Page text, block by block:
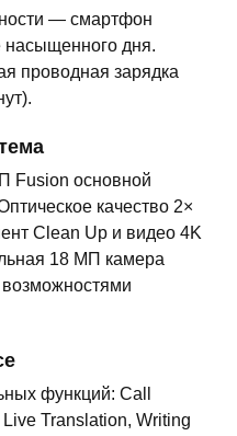
— смартфон
насыщенного дня.
проводная зарядка
Fusion основной
качество 2×
Clean Up и видео 4K
18 МП камера
функций: Call
Translation, Writing